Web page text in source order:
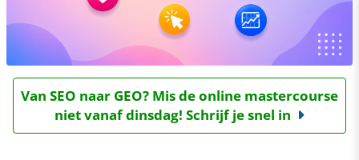
Van SEO naar GEO? Mis de online mastercourse
niet vanaf dinsdag! Schrijf je snel in